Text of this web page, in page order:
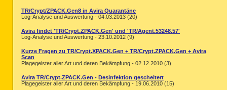
TR/Crypt/ZPACK.Gen8 in Avira Quarantäne
Log-Analyse und Auswertung - 04.03.2013 (20)
Avira findet 'TR/Crypt.ZPACK.Gen' und 'TR/Agent.53248.57'
Log-Analyse und Auswertung - 23.10.2012 (9)
Kurze Fragen zu TR/Crypt.XPACK.Gen + TR/Crypt.ZPACK.Gen + Avira
Scan
Plagegeister aller Art und deren Bekämpfung - 02.12.2010 (3)
Avira TR/Crypt.ZPACK.Gen - Desinfektion gescheitert
Plagegeister aller Art und deren Bekämpfung - 19.06.2010 (15)